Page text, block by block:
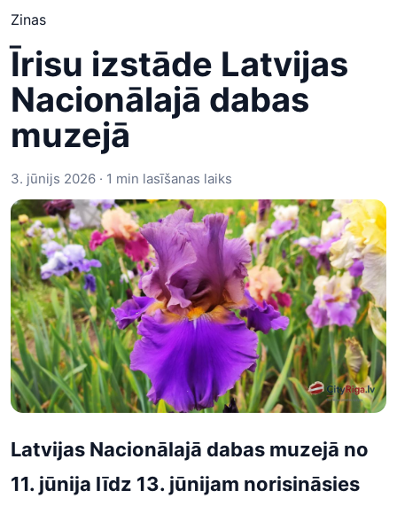
Zinas
Īrisu izstāde Latvijas
Nacionālajā dabas
muzejā
3. jūnijs 2026 · 1 min lasīšanas laiks
Latvijas Nacionālajā dabas muzejā no
11. jūnija līdz 13. jūnijam norisināsies